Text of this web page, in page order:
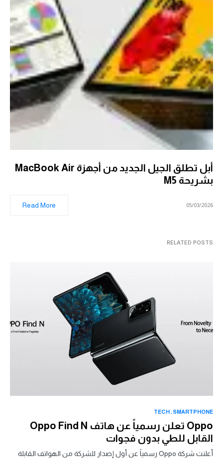
أبل تطلق الجيل الجديد من أجهزة MacBook Air
بشريحة M5
05/03/2026
Read More
RELATED POSTS
SMARTPHONE
TECH
Oppo تعلن رسمياً عن هاتف Oppo Find N
القابل للطي بدون فجوات
أعلنت شركة Oppo رسمياً عن أول إصدار للشركة من الهواتف القابلة